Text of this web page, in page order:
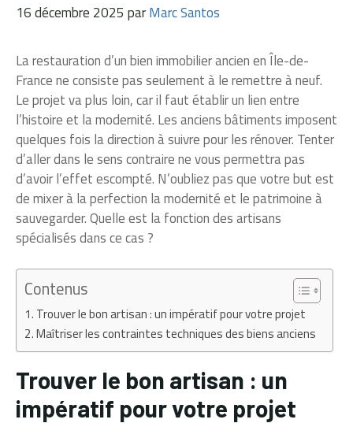
16 décembre 2025 parMarc Santos
La restauration d’un bien immobilier ancien en Île-de-
France ne consiste pas seulement à le remettre à neuf.
Le projet va plus loin, car il faut établir un lien entre
l’histoire et la modernité. Les anciens bâtiments imposent
quelques fois la direction à suivre pour les rénover. Tenter
d’aller dans le sens contraire ne vous permettra pas
d’avoir l’effet escompté. N’oubliez pas que votre but est
de mixer à la perfection la modernité et le patrimoine à
sauvegarder. Quelle est la fonction des artisans
spécialisés dans ce cas ?
Contenus
Trouver le bon artisan : un impératif pour votre projet
Maîtriser les contraintes techniques des biens anciens
Trouver le bon artisan : un
impératif pour votre projet